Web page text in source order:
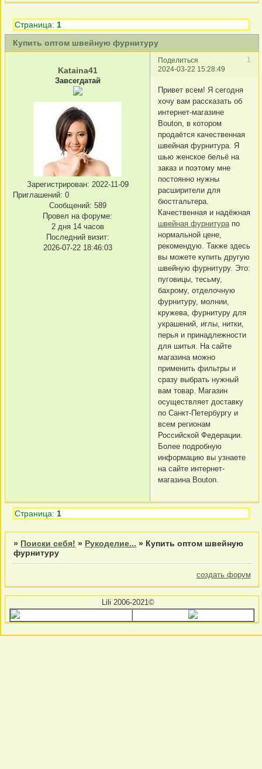
Купить оптом швейную фурнитуру
Страница: 1
Поделиться
1
2024-03-22 15:28:49
Kataina41
Завсегдатай
Зарегистрирован: 2022-11-09
Приглашений: 0
Сообщений: 589
Провел на форуме:
2 дня 14 часов
Последний визит:
2026-07-22 18:46:03
Привет всем! Я сегодня
хочу вам рассказать об
интернет-магазине
Bouton, в котором
продаётся качественная
швейная фурнитура. Я
шью женское бельё на
заказ и поэтому мне
постоянно нужны
расширители для
бюстгальтера.
Качественная и надёжная
швейная фурнитура по
нормальной цене,
рекомендую. Также здесь
вы можете купить другую
швейную фурнитуру. Это:
пуговицы, тесьму,
бахрому, отделочную
фурнитуру, молнии,
кружева, фурнитуру для
украшений, иглы, нитки,
перья и принадлежности
для шитья. На сайте
магазина можно
применить фильтры и
сразу выбрать нужный
вам товар. Магазин
осуществляет доставку
по Санкт-Петербургу и
всем регионам
Российской Федерации.
Более подробную
информацию вы узнаете
на сайте интернет-
магазина Bouton.
Страница: 1
» Поиски себя! » Рукоделие... » Купить оптом швейную
фурнитуру
создать форум
Lili 2006-2021©